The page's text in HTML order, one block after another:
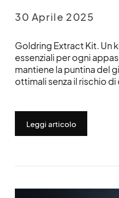
30 Aprile 2025
Goldring Extract Kit. Un
essenziali per ogni
mantiene la puntina del
ottimali senza il rischio
Leggi articolo